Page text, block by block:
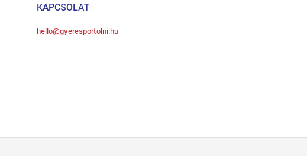
KAPCSOLAT
hello@gyeresportolni.hu